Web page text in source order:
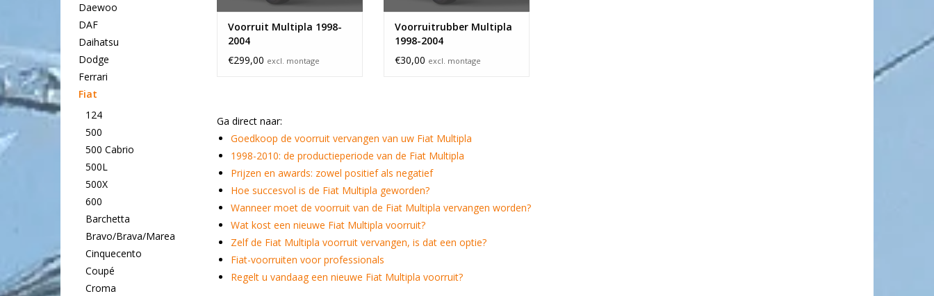
Daewoo
DAF
Daihatsu
Dodge
Ferrari
Fiat
124
500
500 Cabrio
500L
500X
600
Barchetta
Bravo/Brava/Marea
Cinquecento
Coupé
Croma
Voorruit Multipla 1998-
2004
€299,00 excl. montage
Voorruitrubber Multipla
1998-2004
€30,00 excl. montage
Ga direct naar:
Goedkoop de voorruit vervangen van uw Fiat Multipla
1998-2010: de productieperiode van de Fiat Multipla
Prijzen en awards: zowel positief als negatief
Hoe succesvol is de Fiat Multipla geworden?
Wanneer moet de voorruit van de Fiat Multipla vervangen worden?
Wat kost een nieuwe Fiat Multipla voorruit?
Zelf de Fiat Multipla voorruit vervangen, is dat een optie?
Fiat-voorruiten voor professionals
Regelt u vandaag een nieuwe Fiat Multipla voorruit?